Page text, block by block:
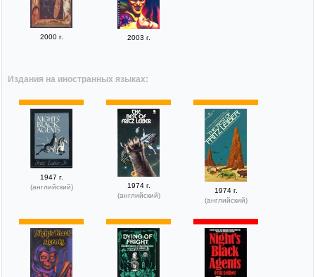
2000 г. 2003 г.
Издания на иностранных языках:
1947 г.
(английский)
1974 г.
(английский)
1974 г.
(английский)